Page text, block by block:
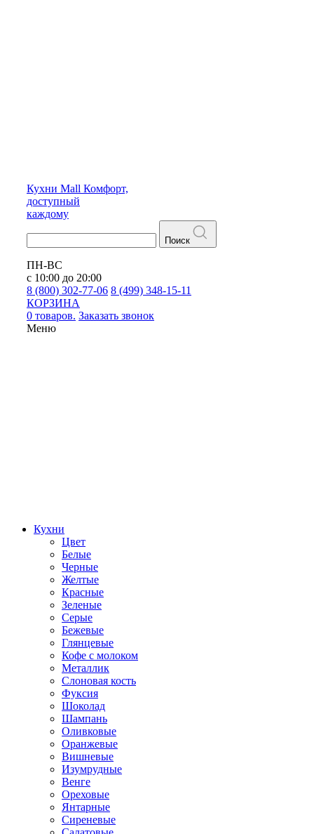
Кухни Mall Комфорт,
доступный
каждому
Поиск
ПН-ВС
с 10:00 до 20:00
8 (800) 302-77-06 8 (499) 348-15-11
КОРЗИНА
0 товаров. Заказать звонок
Меню
Кухни
Цвет
Белые
Черные
Желтые
Красные
Зеленые
Серые
Бежевые
Глянцевые
Кофе с молоком
Металлик
Слоновая кость
Фуксия
Шоколад
Шампань
Оливковые
Оранжевые
Вишневые
Изумрудные
Венге
Ореховые
Янтарные
Сиреневые